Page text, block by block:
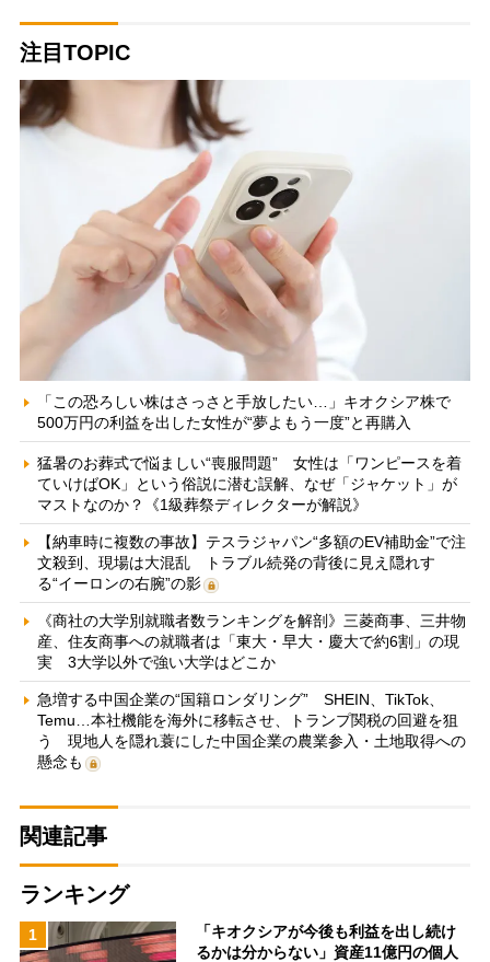
注目TOPIC
「この恐ろしい株はさっさと手放したい…」キオクシア株で
500万円の利益を出した女性が“夢よもう一度”と再購入
猛暑のお葬式で悩ましい“喪服問題” 女性は「ワンピースを着
ていけばOK」という俗説に潜む誤解、なぜ「ジャケット」が
マストなのか？《1級葬祭ディレクターが解説》
【納車時に複数の事故】テスラジャパン“多額のEV補助金”で注
文殺到、現場は大混乱 トラブル続発の背後に見え隠れす
る“イーロンの右腕”の影
《商社の大学別就職者数ランキングを解剖》三菱商事、三井物
産、住友商事への就職者は「東大・早大・慶大で約6割」の現
実 3大学以外で強い大学はどこか
急増する中国企業の“国籍ロンダリング” SHEIN、TikTok、
Temu…本社機能を海外に移転させ、トランプ関税の回避を狙
う 現地人を隠れ蓑にした中国企業の農業参入・土地取得への
懸念も
関連記事
ランキング
1
「キオクシアが今後も利益を出し続け
るかは分からない」資産11億円の個人